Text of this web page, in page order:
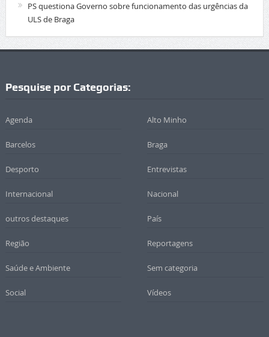
PS questiona Governo sobre funcionamento das urgências da
ULS de Braga
Pesquise por Categorias:
Agenda Alto Minho
Barcelos Braga
Desporto Entrevistas
Internacional Nacional
outros destaques País
Região Reportagens
Saúde e Ambiente Sem categoria
Social Vídeos